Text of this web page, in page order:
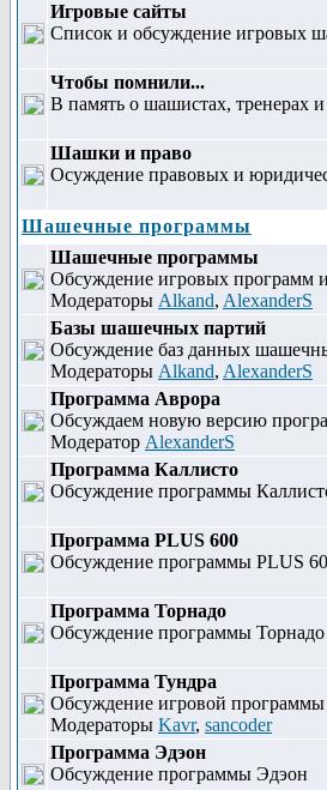
Игровые сайты
Список и обсуждение игровых
Чтобы помнили...
В память о шашистах, тренерах
Шашки и право
Осуждение правовых и
Шашечные программы
Шашечные программы
Обсуждение игровых программ
Модераторы Alkand, AlexanderS
Базы шашечных партий
Обсуждение баз данных
Модераторы Alkand, AlexanderS
Программа Аврора
Обсуждаем новую версию
Модератор AlexanderS
Программа Каллисто
Обсуждение программы
Программа PLUS 600
Обсуждение программы PLUS
Программа Торнадо
Обсуждение программы Торнадо
Программа Тундра
Обсуждение игровой программы
Модераторы Kavr, sancoder
Программа Эдэон
Обсуждение программы Эдэон